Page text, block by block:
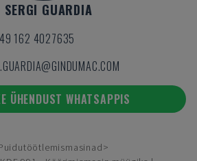
SERGI GUARDIA
162 4027635
ÜHENDUST WHATSAPPIS